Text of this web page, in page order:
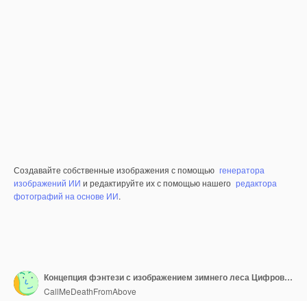
Создавайте собственные изображения с помощью генератора
изображений ИИ и редактируйте их с помощью нашего редактора
фотографий на основе ИИ.
Концепция фэнтези с изображением зимнего леса Цифровая живопись в стиле рождественского искусства
CallMeDeathFromAbove